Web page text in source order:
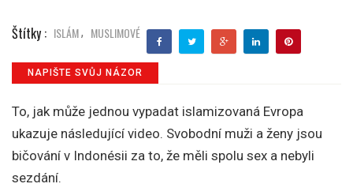
Štítky : ISLÁM, MUSLIMOVÉ
NAPIŠTE SVŮJ NÁZOR
To, jak může jednou vypadat islamizovaná Evropa
ukazuje následující video. Svobodní muži a ženy jsou
bičování v Indonésii za to, že měli spolu sex a nebyli
sezdání.